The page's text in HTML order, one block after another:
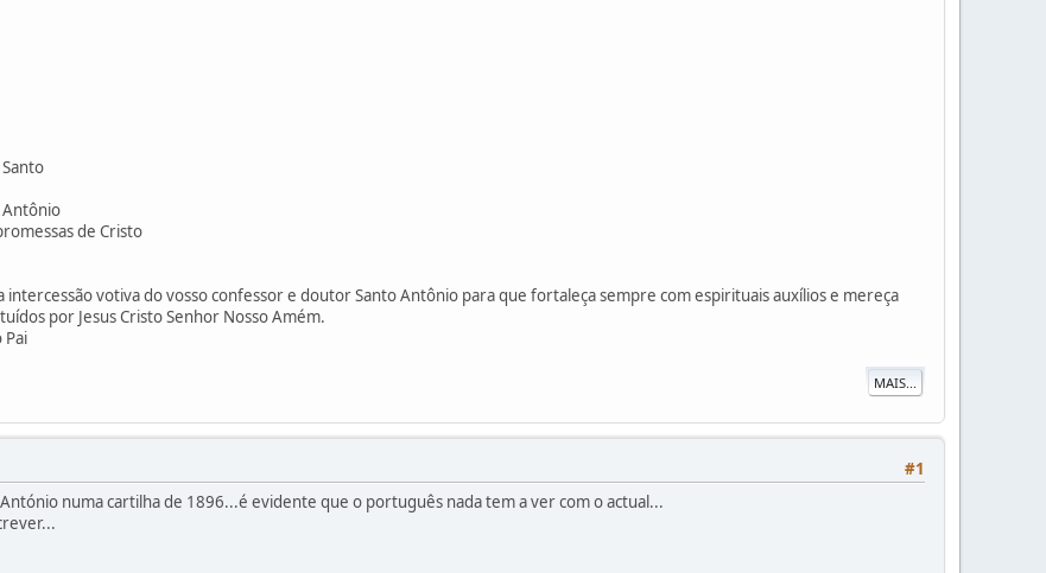
de Cristo
intercessão votiva do vosso confessor e doutor Santo Antônio para que fortaleça sempre com espirituais auxílios e mereça
por Jesus Cristo Senhor Nosso Amém.
Pai
MAIS...
#1
numa cartilha de 1896...é evidente que o português nada tem a ver com o actual...